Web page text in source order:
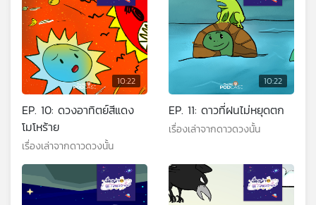
10:22
EP. 10: ดวงอาทิตย์สีแดง
โมโหร้าย
เรื่องเล่าจากดาวดวงนั้น
10:22
EP. 11: ดาวที่ฝนไม่หยุดตก
เรื่องเล่าจากดาวดวงนั้น